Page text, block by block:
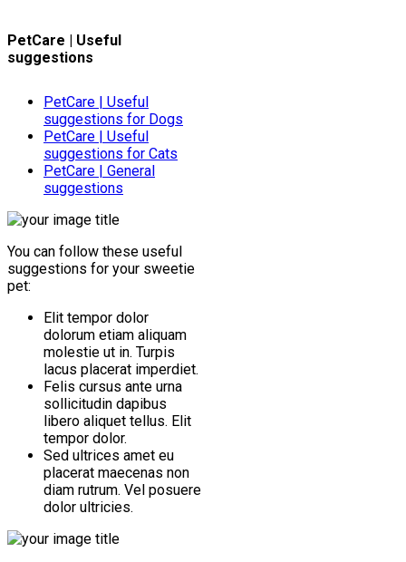
PetCare | Useful
suggestions
PetCare | Useful
suggestions for Dogs
PetCare | Useful
suggestions for Cats
PetCare | General
suggestions
You can follow these useful
suggestions for your sweetie
pet:
Elit tempor dolor
dolorum etiam aliquam
molestie ut in. Turpis
lacus placerat imperdiet.
Felis cursus ante urna
sollicitudin dapibus
libero aliquet tellus. Elit
tempor dolor.
Sed ultrices amet eu
placerat maecenas non
diam rutrum. Vel posuere
dolor ultricies.